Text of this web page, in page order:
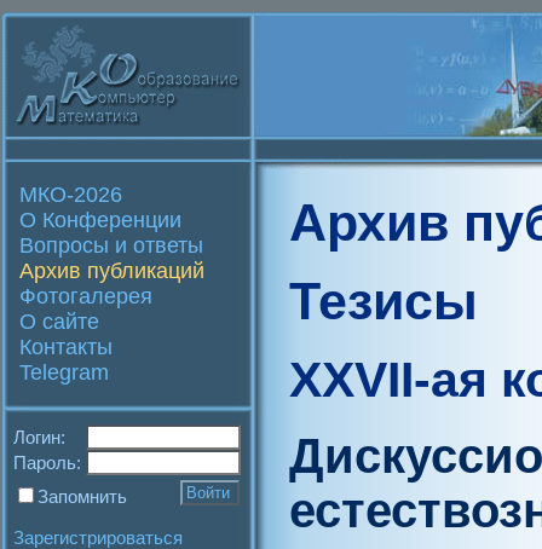
МКО-2026
О Конференции
Вопросы и ответы
Архив публикаций
Фотогалерея
О сайте
Контакты
Telegram
Логин:
Пароль:
Запомнить
Зарегистрироваться
Архив
Тезисы
XXVII-ая